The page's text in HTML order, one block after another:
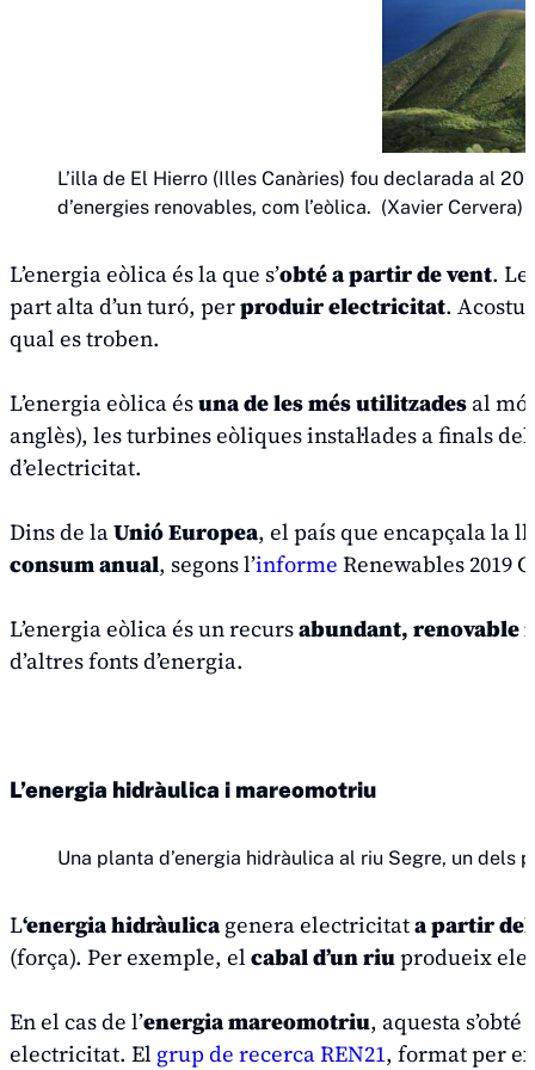
L’illa de El Hierro (Illes Canàries) fou declarada al
d’energies renovables, com l’eòlica. (Xavier Cervera)
L’energia eòlica és la que s’obté a partir de vent.
part alta d’un turó, perproduir electricitat.
qual es troben.
L’energia eòlica ésuna de les més utilitzades al
anglès), les turbines eòliques instal·lades a finals
d’electricitat.
Dins de laUnió Europea, el país que encapçala la
consum anual, segons l’informe Renewables 2019
L’energia eòlica és un recursabundant, renovable
d’altres fonts d’energia.
L’energia hidràulica i mareomotriu
Una planta d’energia hidràulica al riu Segre, un dels
L‘energia hidràulicagenera electricitata partir del
(força). Per exemple, elcabal d’un riuprodueix
En el cas de l’energia mareomotriu, aquesta
electricitat. El grup de recerca REN21, format per